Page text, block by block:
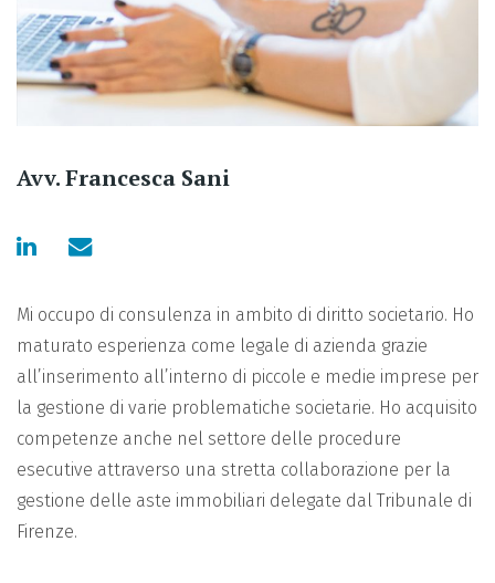
Avv. Francesca Sani
Mi occupo di consulenza in ambito di diritto societario. Ho
maturato esperienza come legale di azienda grazie
all’inserimento all’interno di piccole e medie imprese per
la gestione di varie problematiche societarie. Ho acquisito
competenze anche nel settore delle procedure
esecutive attraverso una stretta collaborazione per la
gestione delle aste immobiliari delegate dal Tribunale di
Firenze.